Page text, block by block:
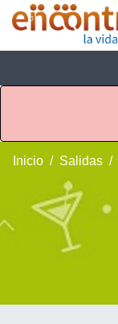
Inicio Salidas